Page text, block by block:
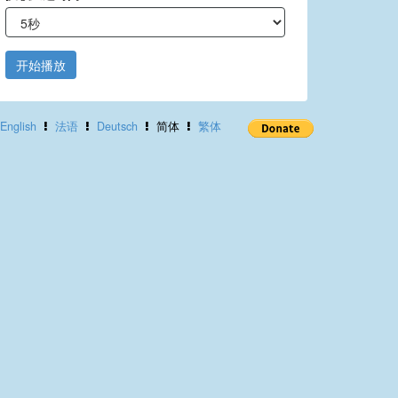
开始播放
English 法语 Deutsch 简体 繁体